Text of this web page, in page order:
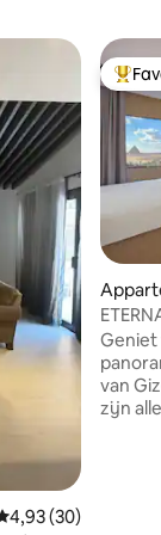
4,93 (30)
Geniet
van
zijn